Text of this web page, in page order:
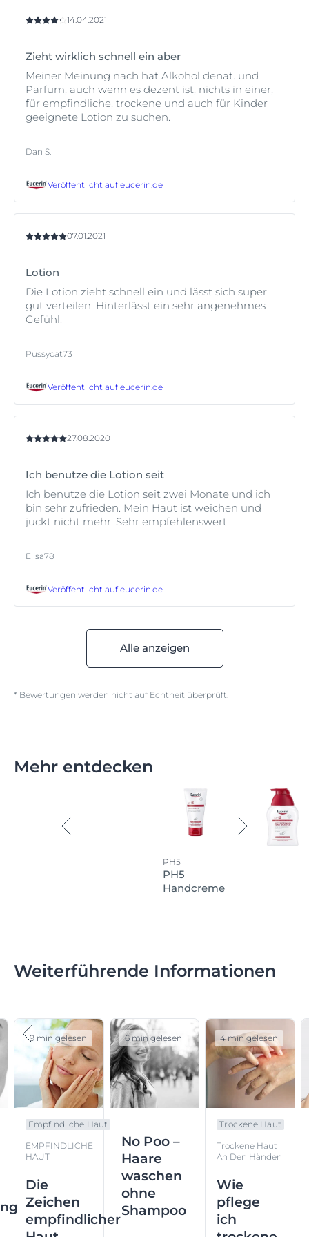
und weich aussieht und sich auch so anfühlt.
schützen die Haut vor den alltäglichen
Umweltbelastungen.
14.04.2021
Zieht wirklich schnell ein aber
Meiner Meinung nach hat Alkohol denat. und
Parfum, auch wenn es dezent ist, nichts in einer,
für empfindliche, trockene und auch für Kinder
geeignete Lotion zu suchen.
Dan S.
Veröffentlicht auf eucerin.de
07.01.2021
Lotion
Die Lotion zieht schnell ein und lässt sich super
gut verteilen. Hinterlässt ein sehr angenehmes
Gefühl.
Pussycat73
Veröffentlicht auf eucerin.de
27.08.2020
Ich benutze die Lotion seit
Ich benutze die Lotion seit zwei Monate und ich
bin sehr zufrieden. Mein Haut ist weichen und
juckt nicht mehr. Sehr empfehlenswert
Elisa78
Veröffentlicht auf eucerin.de
Alle anzeigen
* Bewertungen werden nicht auf Echtheit überprüft.
Mehr entdecken
PH5
PH5
Handcreme
Weiterführende Informationen
Empfindliche Haut
EMPFINDLICHE
HAUT
Die
Zeichen
empfindlicher
9 min gelesen
No Poo –
Haare
waschen
ohne
Shampoo
6 min gelesen
Trockene Haut
Trockene Haut
An Den Händen
Wie
pflege
ich
4 min gelesen